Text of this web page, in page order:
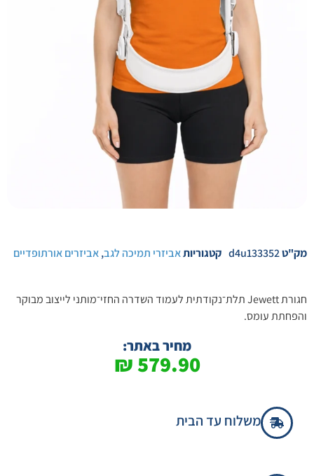
מק"טd4u133352 קטגוריותאביזרי תמיכה לגב,אביזרים אורתופדיים
חגורת Jewett תלת־נקודתית לעמוד השדרה החזי־מותני לייצוב מבוקר
והפחתת עומס.
מחיר באתר:
579.90
₪
משלוח עד הבית